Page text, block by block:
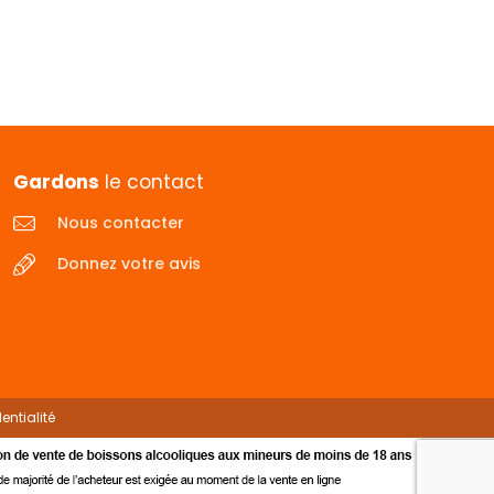
Gardons le contact
Nous contacter
Donnez votre avis